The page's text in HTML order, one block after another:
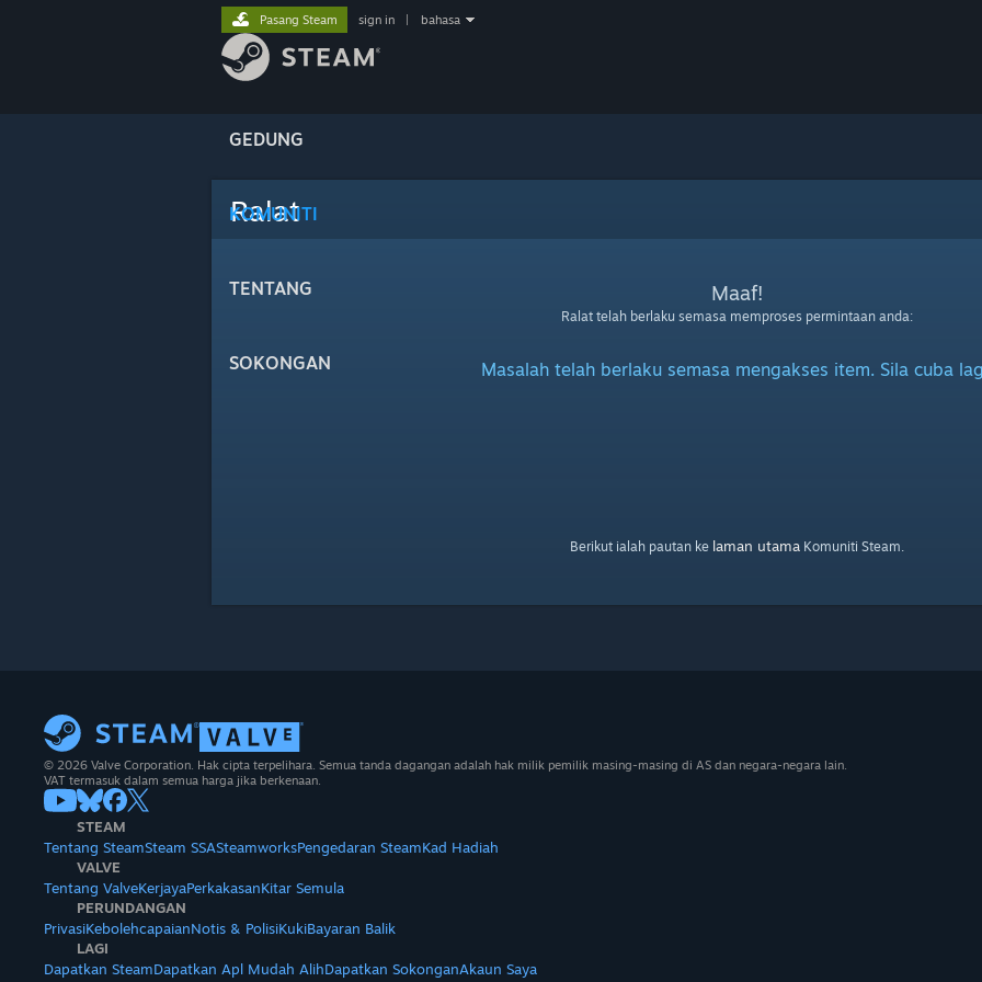
GEDUNG
KOMUNITI
TENTANG
SOKONGAN
Pasang Steam sign in bahasa
Ralat
Maaf!
Ralat telah berlaku semasa memproses permintaan anda:
Masalah telah berlaku semasa mengakses item. Sila cuba
Berikut ialah pautan ke laman utamaKomuniti Steam.
© 2026 Valve Corporation. Hak cipta terpelihara. Semua tanda dagangan adalah hak milik pemilik masing-masing di AS dan negara-negara lain.
VAT termasuk dalam semua harga jika berkenaan.
STEAM
Tentang SteamSteam SSASteamworksPengedaran SteamKad Hadiah
VALVE
Tentang ValveKerjayaPerkakasanKitar Semula
PERUNDANGAN
PrivasiKebolehcapaianNotis & PolisiKukiBayaran Balik
LAGI
Dapatkan SteamDapatkan Apl Mudah AlihDapatkan SokonganAkaun Saya